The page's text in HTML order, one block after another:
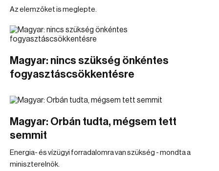
Az elemzőket is meglepte.
Magyar: nincs szükség önkéntes
fogyasztáscsökkentésre
Magyar: Orbán tudta, mégsem tett
semmit
Energia- és vízügyi forradalomra van szükség - mondta a
miniszterelnök.